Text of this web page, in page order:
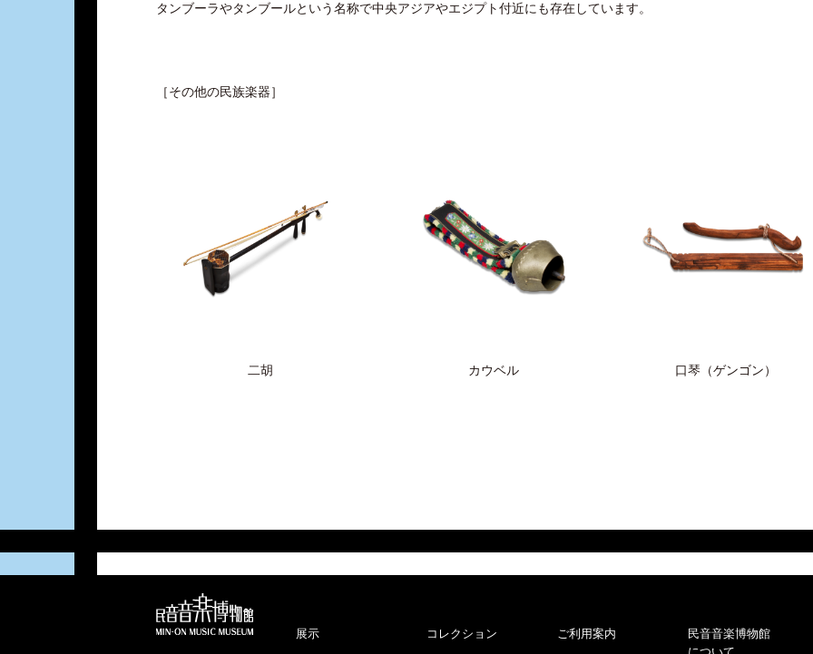
タンブーラやタンブールという名称で中央アジアやエジプト付近にも存在しています。
［その他の民族楽器］
二胡 カウベル 口琴（ゲンゴン）
展示 コレクション ご利用案内
民音音楽博物館